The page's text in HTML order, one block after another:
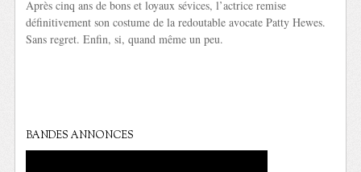
Après cinq ans de bons et loyaux sévices, l’actrice remise
définitivement son costume de la redoutable avocate Patty Hewes.
Sans regret. Enfin, si, quand même un peu.
BANDES ANNONCES